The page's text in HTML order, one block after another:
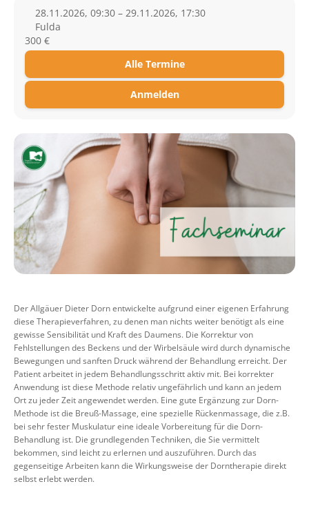
28.11.2026, 09:30 – 29.11.2026, 17:30
Fulda
300 €
Alle Termine
Anmelden
Der Allgäuer Dieter Dorn entwickelte aufgrund einer eigenen Erfahrung
diese Therapieverfahren, zu denen man nichts weiter benötigt als eine
gewisse Sensibilität und Kraft des Daumens. Die Korrektur von
Fehlstellungen des Beckens und der Wirbelsäule wird durch dynamische
Bewegungen und sanften Druck während der Behandlung erreicht. Der
Patient arbeitet in jedem Behandlungsschritt aktiv mit. Bei korrekter
Anwendung ist diese Methode relativ ungefährlich und kann an jedem
Ort zu jeder Zeit angewendet werden. Eine gute Ergänzung zur Dorn-
Methode ist die Breuß-Massage, eine spezielle Rückenmassage, die z.B.
bei sehr fester Muskulatur eine ideale Vorbereitung für die Dorn-
Behandlung ist. Die grundlegenden Techniken, die Sie vermittelt
bekommen, sind leicht zu erlernen und auszuführen. Durch das
gegenseitige Arbeiten kann die Wirkungsweise der Dorntherapie direkt
selbst erlebt werden.